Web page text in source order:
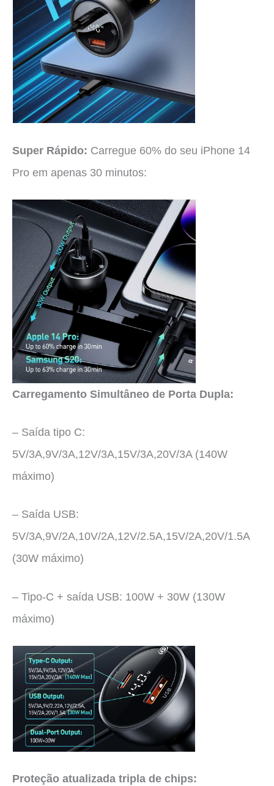
Super Rápido: Carregue 60% do seu iPhone 14
Pro em apenas 30 minutos:
Carregamento Simultâneo de Porta Dupla:
– Saída tipo C:
5V/3A,9V/3A,12V/3A,15V/3A,20V/3A (140W
máximo)
– Saída USB:
5V/3A,9V/2A,10V/2A,12V/2.5A,15V/2A,20V/1.5A
(30W máximo)
– Tipo-C + saída USB: 100W + 30W (130W
máximo)
Proteção atualizada tripla de chips: